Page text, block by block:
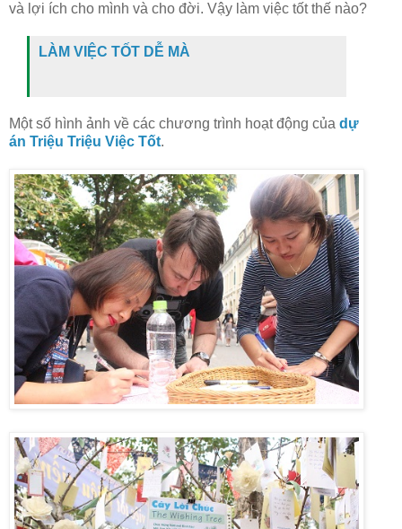
và lợi ích cho mình và cho đời. Vậy làm việc tốt thế nào?
LÀM VIỆC TỐT DỄ MÀ
Một số hình ảnh về các chương trình hoạt động của dự
án Triệu Triệu Việc Tốt.